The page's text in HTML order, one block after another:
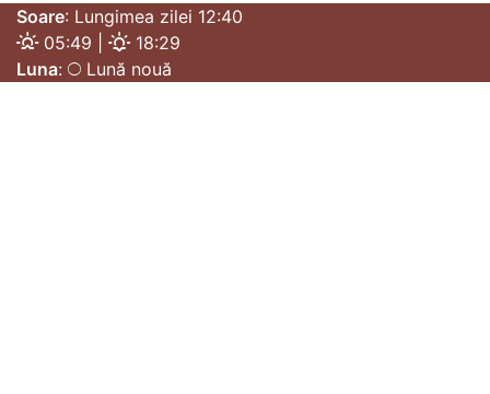
Soare: Lungimea zilei 12:40
05:49 |
18:29
Luna: Lună nouă